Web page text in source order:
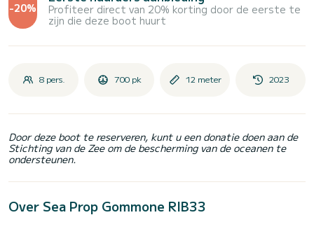
-20%
Profiteer direct van 20% korting door de eerste te
zijn die deze boot huurt
8 pers. 700 pk 12 meter 2023
Door deze boot te reserveren, kunt u een donatie doen aan de
Stichting van de Zee om de bescherming van de oceanen te
ondersteunen.
Over Sea Prop Gommone RIB33